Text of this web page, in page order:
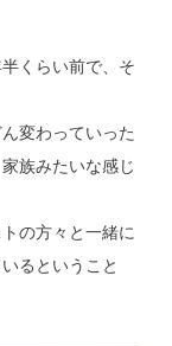
くらい前で、そ
変わっていった
族みたいな感じ
の方々と一緒に
るということ